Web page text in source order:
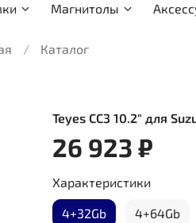
Магнитолы
Каталог
Teyes CC3 10.2" для
26 923 ₽
Характеристики
4+32Gb 4+64Gb